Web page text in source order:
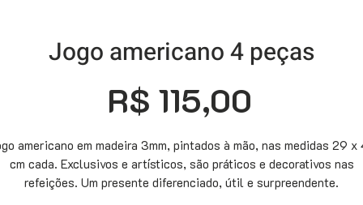
Jogo americano 4 peças
R$ 115,00
americano em madeira 3mm, pintados à mão, nas medidas 29 x
cm cada. Exclusivos e artísticos, são práticos e decorativos nas
refeições. Um presente diferenciado, útil e surpreendente.